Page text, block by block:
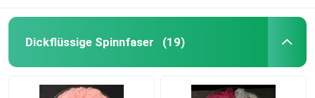
Flammhemmender Polyester
Dickflüssige Spinnfaser (19)